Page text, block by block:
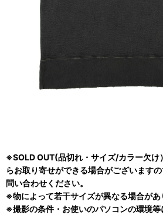
※SOLD OUT(品切れ・サイズ/カラー欠け
らお取り寄せができる場合がございます
問い合わせください。
※物によって若干サイズが異なる場合があ
※撮影の条件・お使いのパソコンの環境